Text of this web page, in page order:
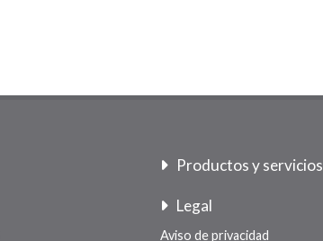
Productos y servicios
Legal
Aviso de privacidad